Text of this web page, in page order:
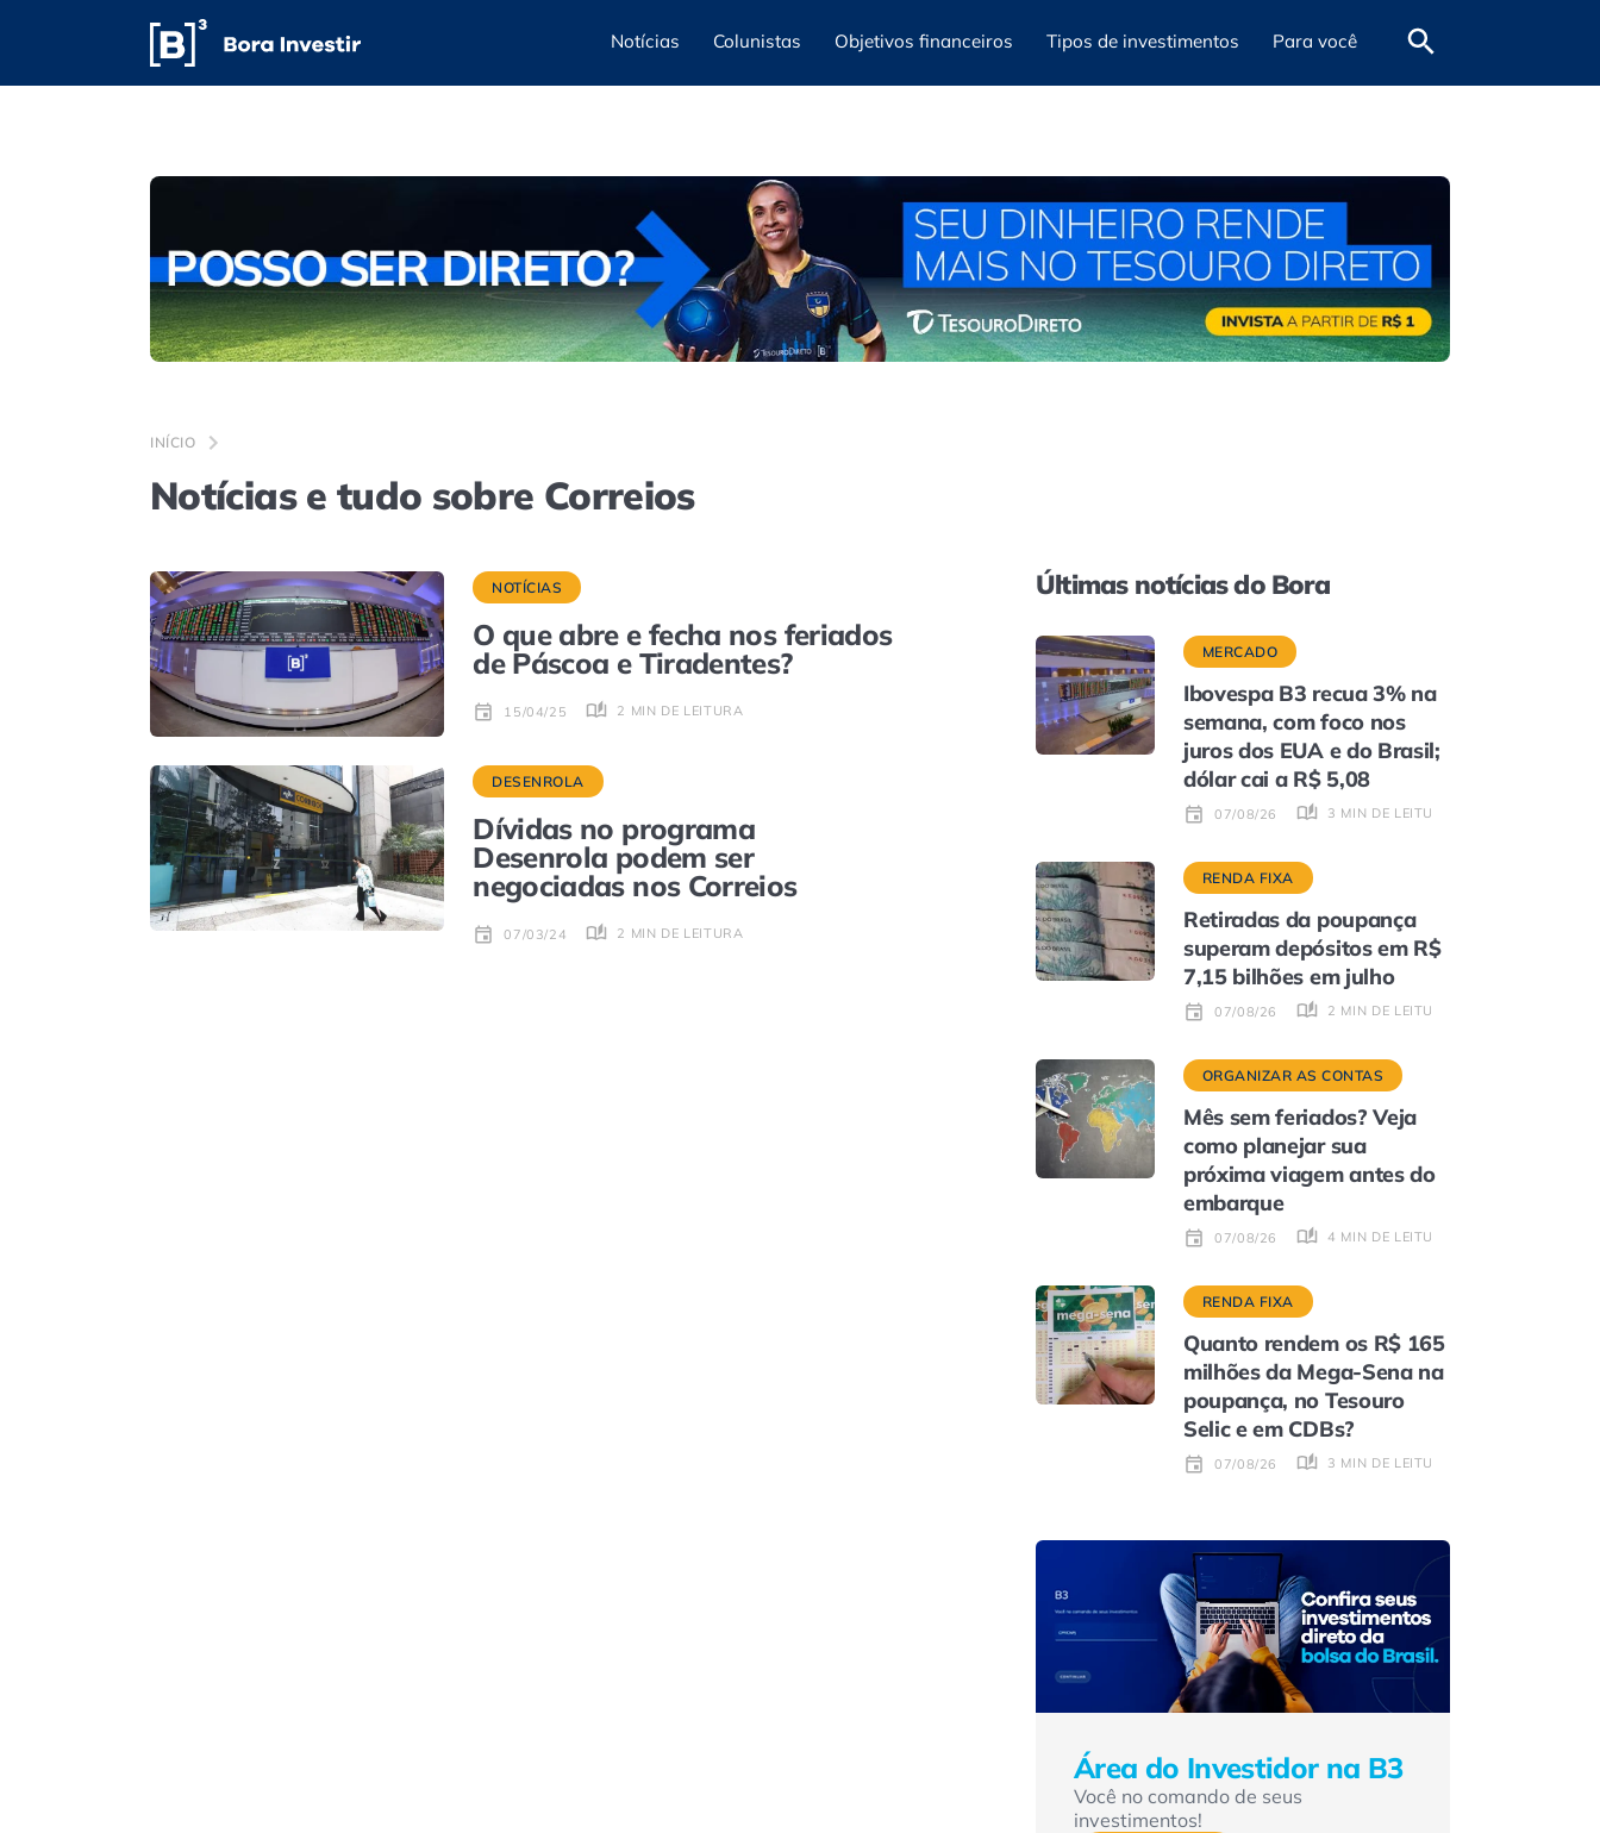
Notícias Colunistas Objetivos financeiros Tipos de investimentos Para você
INÍCIO
Notícias e tudo sobre Correios
NOTÍCIAS
O que abre e fecha nos feriados
de Páscoa e Tiradentes?
15/04/25 2 MIN DE LEITURA
DESENROLA
Dívidas no programa
Desenrola podem ser
negociadas nos Correios
07/03/24 2 MIN DE LEITURA
Últimas notícias do Bora
MERCADO
Ibovespa B3 recua 3% na
semana, com foco nos
juros dos EUA e do Brasil;
dólar cai a R$ 5,08
07/08/26 3 MIN DE LEITURA
RENDA FIXA
Retiradas da poupança
superam depósitos em R$
7,15 bilhões em julho
07/08/26 2 MIN DE LEITURA
ORGANIZAR AS CONTAS
Mês sem feriados? Veja
como planejar sua
próxima viagem antes do
embarque
07/08/26 4 MIN DE LEITURA
RENDA FIXA
Quanto rendem os R$ 165
milhões da Mega-Sena na
poupança, no Tesouro
Selic e em CDBs?
07/08/26 3 MIN DE LEITURA
Área do Investidor na B3
Você no comando de seus
investimentos!